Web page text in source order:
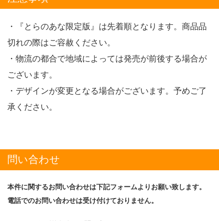
・『とらのあな限定版』は先着順となります。商品品
切れの際はご容赦ください。
・物流の都合で地域によっては発売が前後する場合が
ございます。
・デザインが変更となる場合がございます。予めご了
承ください。
問い合わせ
本件に関するお問い合わせは下記フォームよりお願い致します。
電話でのお問い合わせは受け付けておりません。